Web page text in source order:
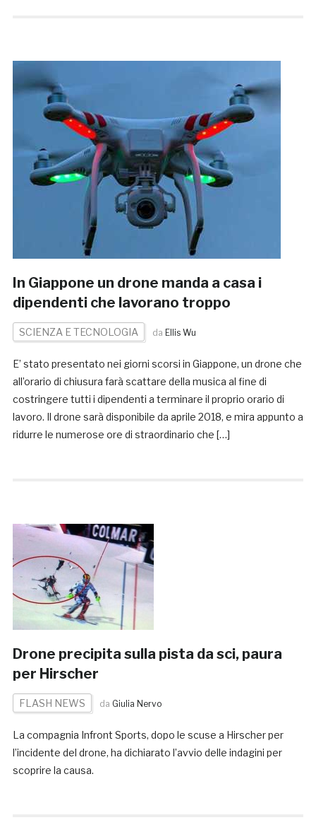
In Giappone un drone manda a casa i
dipendenti che lavorano troppo
SCIENZA E TECNOLOGIA da Ellis Wu
E’ stato presentato nei giorni scorsi in Giappone, un drone che
all’orario di chiusura farà scattare della musica al fine di
costringere tutti i dipendenti a terminare il proprio orario di
lavoro. Il drone sarà disponibile da aprile 2018, e mira appunto a
ridurre le numerose ore di straordinario che […]
Drone precipita sulla pista da sci, paura
per Hirscher
FLASH NEWS da Giulia Nervo
La compagnia Infront Sports, dopo le scuse a Hirscher per
l’incidente del drone, ha dichiarato l’avvio delle indagini per
scoprire la causa.